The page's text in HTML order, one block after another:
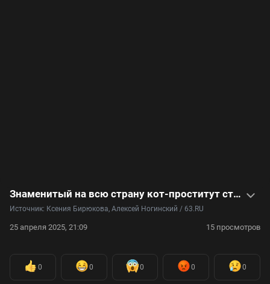
Знаменитый на всю страну кот-проститут стал папой — пушистое видео
Источник: Ксения Бирюкова, Алексей Ногинский / 63.RU
25 апреля 2025, 21:09 15 просмотров
0 0 0 0 0